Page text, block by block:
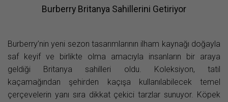
Burberry Britanya Sahillerini Getiriyor
Burberry’nin yeni sezon tasarımlarının ilham kaynağı doğayla
saf keyif ve birlikte olma amacıyla insanların bir araya
geldiği Britanya sahilleri oldu. Koleksiyon, tatil
kaçamağından şehirden kaçışa kullanılabilecek temel
çerçevelerin yanı sıra dikkat çekici tarzlar sunuyor. Köpek